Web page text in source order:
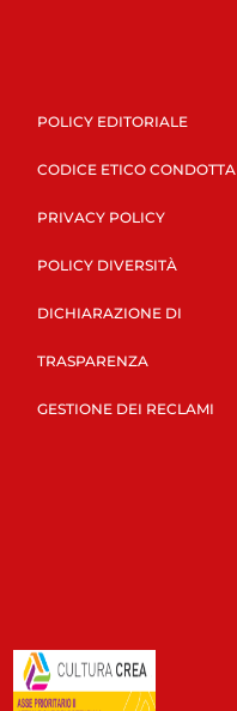
POLICY EDITORIALE
CODICE ETICO CONDOTTA
PRIVACY POLICY
POLICY DIVERSITÀ
DICHIARAZIONE DI
TRASPARENZA
GESTIONE DEI RECLAMI